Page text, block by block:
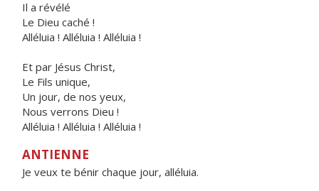
Il a révélé
Le Dieu caché !
Alléluia ! Alléluia ! Alléluia !
Et par Jésus Christ,
Le Fils unique,
Un jour, de nos yeux,
Nous verrons Dieu !
Alléluia ! Alléluia ! Alléluia !
ANTIENNE
Je veux te bénir chaque jour, alléluia.